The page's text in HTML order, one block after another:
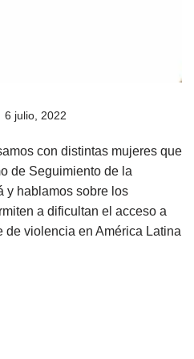
6 julio, 2022
con distintas mujeres que
de Seguimiento de la
y hablamos sobre los
a dificultan el acceso a
de violencia en América Latina